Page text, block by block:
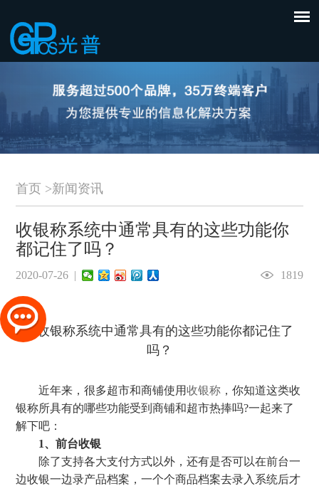
首页 >新闻资讯
收银称系统中通常具有的这些功能你
都记住了吗？
2020-07-26 | 1819
近年来，很多超市和商铺使用收银称 ，你知道这类收
银称所具有的哪些功能受到商铺和超市热捧吗?一起来了
解下吧：
1、前台收银
除了支持各大支付方式以外，还有是否可以在前台一
边收银一边录产品档案，一个个商品档案去录入系统后才